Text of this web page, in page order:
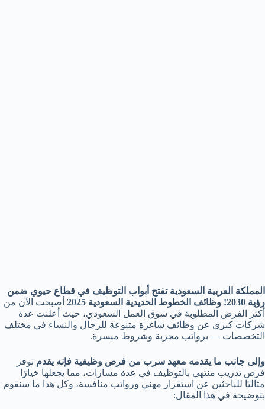
المملكة العربية السعودية تفتح أبواب التوظيف في قطاع حيوي ضمن
رؤية 2030!
وظائف الخطوط الحديدية السعودية 2025
أصبحت الآن من
أكثر الفرص المطلوبة في سوق العمل السعودي، حيث أعلنت عدة
شركات كبرى عن وظائف شاغرة متنوعة للرجال والنساء في مختلف
التخصصات — برواتب مجزية وشروط ميسرة.
وإلى جانب ما يقدمه معهد سرب من فرص وظيفية فإنه يقدم توفر
فرص تدريب منتهي بالتوظيف في عدة مسارات، مما يجعلها خيارًا
مثاليًا للباحثين عن استقرار مهني ورواتب منافسة، وكل هذا ما سنقوم
بتوضيحة في هذا المقال: